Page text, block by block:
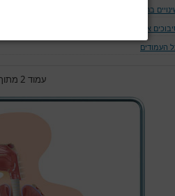
בחום הגוף
אחרים
העמודים
עמוד 2 מתוך 9